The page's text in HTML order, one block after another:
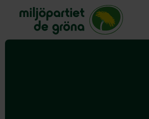
Miljöpartiet de gröna, startsida